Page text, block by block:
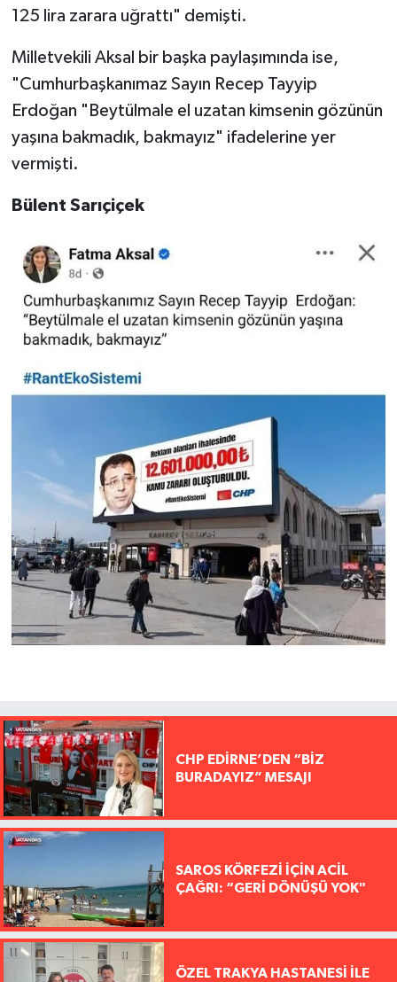
125 lira zarara uğrattı" demişti.
Milletvekili Aksal bir başka paylaşımında ise,
"Cumhurbaşkanımaz Sayın Recep Tayyip
Erdoğan "Beytülmale el uzatan kimsenin gözünün
yaşına bakmadık, bakmayız" ifadelerine yer
vermişti.
Bülent Sarıçiçek
CHP EDİRNE’DEN “BİZ
BURADAYIZ” MESAJI
SAROS KÖRFEZİ İÇİN ACİL
ÇAĞRI: “GERİ DÖNÜŞÜ YOK"
ÖZEL TRAKYA HASTANESİ İLE